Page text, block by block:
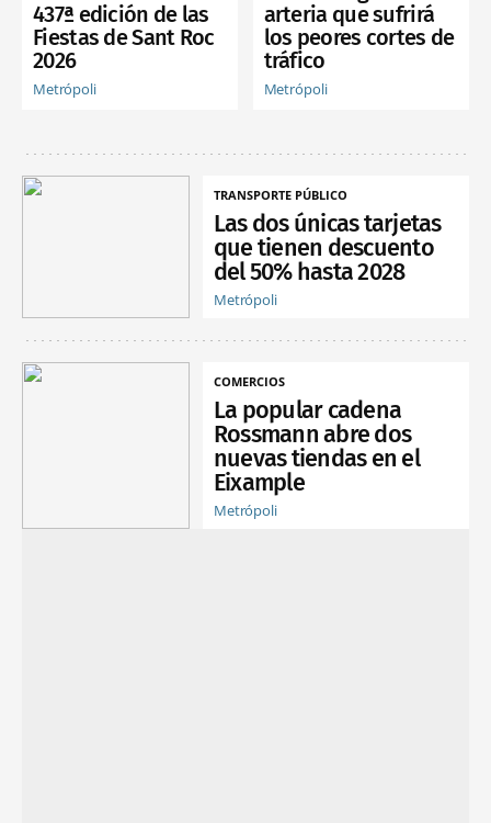
437ª edición de las
Fiestas de Sant Roc
2026
Metrópoli
arteria que sufrirá
los peores cortes de
tráfico
Metrópoli
TRANSPORTE PÚBLICO
Las dos únicas tarjetas
que tienen descuento
del 50% hasta 2028
Metrópoli
COMERCIOS
La popular cadena
Rossmann abre dos
nuevas tiendas en el
Eixample
Metrópoli